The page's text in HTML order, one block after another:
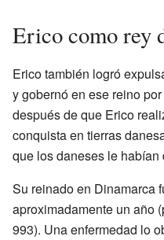
Erico como rey
Erico también logró
y gobernó en ese reino
después de que Erico
conquista en tierras
que los daneses le habían
Su reinado en Dinamarca
aproximadamente un año
993). Una enfermedad lo